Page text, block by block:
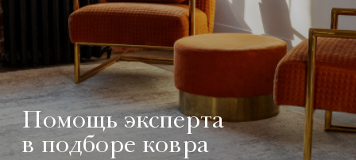
Помощь эксперта
в подборе ковра